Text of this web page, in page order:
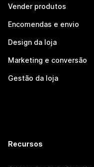
Vender produtos
Encomendas e envio
Design da loja
Marketing e conversão
Gestão da loja
Recursos